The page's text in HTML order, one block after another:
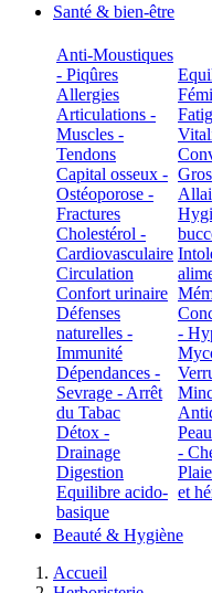
Santé & bien-être
Anti-Moustiques
- Piqûres
Allergies
Articulations -
Muscles -
Tendons
Capital osseux -
Ostéoporose -
Fractures
Cholestérol -
Cardiovasculaire
Circulation
Confort urinaire
Défenses
naturelles -
Immunité
Dépendances -
Sevrage - Arrêt
du Tabac
Détox -
Drainage
Digestion
Equilibre acido-
basique
-
-
et
Beauté & Hygiène
Accueil